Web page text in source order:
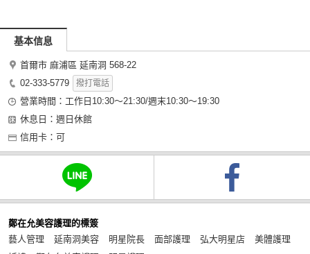
基本信息
首爾市 麻浦區 延南洞 568-22
02-333-5779
撥打電話
營業時間：工作日10:30～21:30/週末10:30～19:30
休息日：週日休館
信用卡：可
鄭在允美容護理的標簽
藝人管理
延南洞美容 明星院長 面部護理 弘大明星店
美體護理